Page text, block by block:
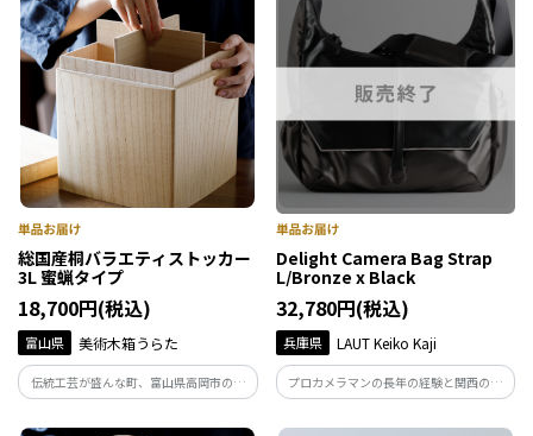
上質なキッチン空間を『KIRIFT』のスト
ッカーと共に。
カー。上質なキッチン空間を『KIRIFT』
のストッカーと共に。
総国産桐バラエティストッカー
3L 蜜蝋タイプ
18,700円(税込)
富山県 美術木箱うらた
伝統工芸が盛んな町、富山県高岡市の桐
箱製造業者の職人が創り出すキッチンで
活きる桐の箱。細部にまで職人技が込め
Delight Camera Bag Strap
L/Bronze x Black
32,780円(税込)
兵庫県 LAUT Keiko Kaji
プロカメラマンの長年の経験と関西の熟
練革職人が丁寧に作り上げた、機能性に
優れたスタイリッシュなバッグ。それはま